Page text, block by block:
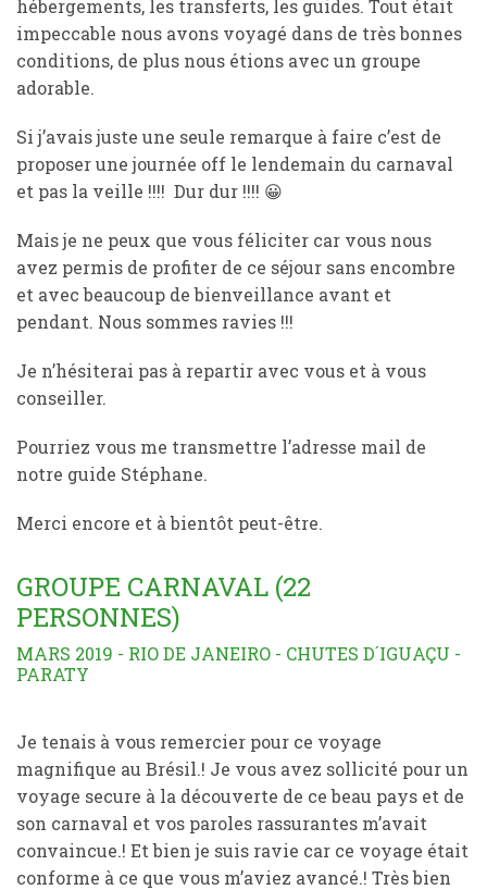
hébergements, les transferts, les guides. Tout était
impeccable nous avons voyagé dans de très bonnes
conditions, de plus nous étions avec un groupe
adorable.
Si j’avais juste une seule remarque à faire c’est de
proposer une journée off le lendemain du carnaval
et pas la veille !!!! Dur dur !!!! 😀
Mais je ne peux que vous féliciter car vous nous
avez permis de profiter de ce séjour sans encombre
et avec beaucoup de bienveillance avant et
pendant. Nous sommes ravies !!!
Je n’hésiterai pas à repartir avec vous et à vous
conseiller.
Pourriez vous me transmettre l’adresse mail de
notre guide Stéphane.
Merci encore et à bientôt peut-être.
GROUPE CARNAVAL (22
PERSONNES)
MARS 2019 - RIO DE JANEIRO - CHUTES D´IGUAÇU -
PARATY
Je tenais à vous remercier pour ce voyage
magnifique au Brésil.! Je vous avez sollicité pour un
voyage secure à la découverte de ce beau pays et de
son carnaval et vos paroles rassurantes m’avait
convaincue.! Et bien je suis ravie car ce voyage était
conforme à ce que vous m’aviez avancé.! Très bien